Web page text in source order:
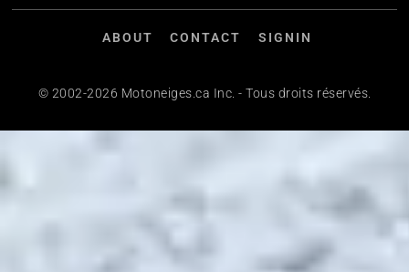
ABOUT CONTACT SIGNIN
© 2002-2026 Motoneiges.ca Inc. - Tous droits réservés.